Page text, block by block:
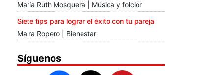
María Ruth Mosquera | Música y folclor
Siete tips para lograr el éxito con tu pareja
Maira Ropero | Bienestar
Síguenos